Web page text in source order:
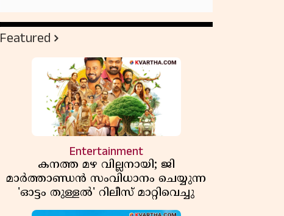
Featured
Entertainment
കനത്ത മഴ വില്ലനായി; ജി
മാർത്താണ്ഡൻ സംവിധാനം ചെയ്യുന്ന
'ഓട്ടം തുള്ളൽ' റിലീസ് മാറ്റിവെച്ചു